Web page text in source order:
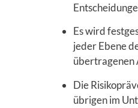
Es wird
jeder Ebene
Die
übrigen im